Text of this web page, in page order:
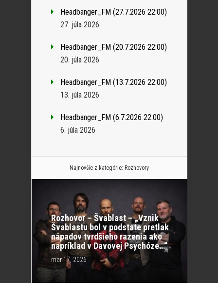
Headbanger_FM (27.7.2026 22:00)
27. júla 2026
Headbanger_FM (20.7.2026 22:00)
20. júla 2026
Headbanger_FM (13.7.2026 22:00)
13. júla 2026
Headbanger_FM (6.7.2026 22:00)
6. júla 2026
Najnovšie z kategórie: Rozhovory
Rozhovor – Švablast – „Vznik
Švablastu bol v podstate pretlak
nápadov tvrdšieho razenia ako
napríklad v Davovej Psychóze…“
mar 17, 2026